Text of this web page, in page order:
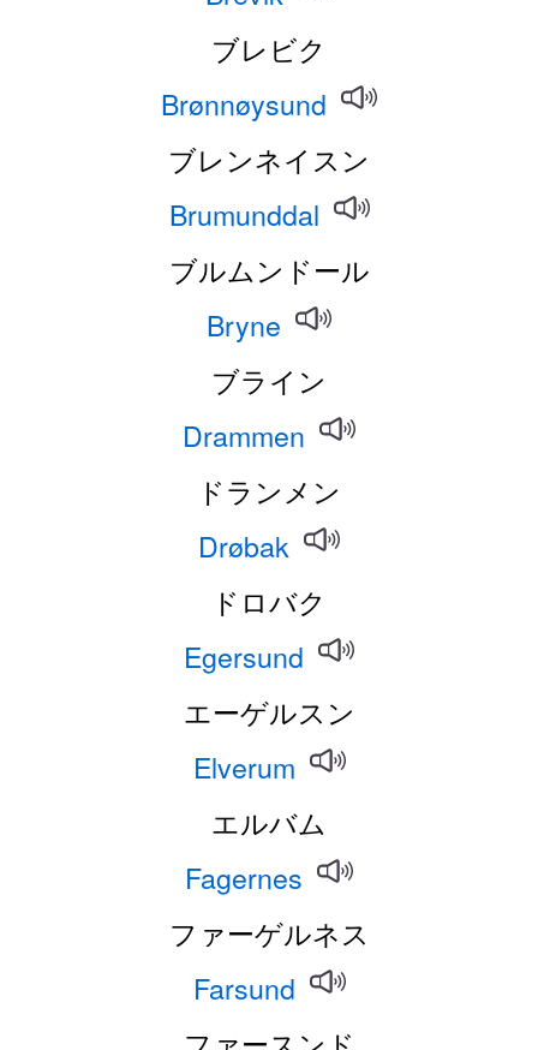
ブレビク
Brønnøysund
ブレンネイスン
Brumunddal
ブルムンドール
Bryne
ブライン
Drammen
ドランメン
Drøbak
ドロバク
Egersund
エーゲルスン
Elverum
エルバム
Fagernes
ファーゲルネス
Farsund